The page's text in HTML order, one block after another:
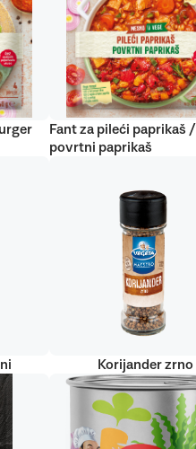
Fant za pileći paprikaš /
povrtni paprikaš
Korijander zrno